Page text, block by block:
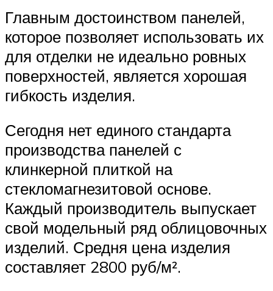
Главным достоинством панелей,
которое позволяет использовать их
для отделки не идеально ровных
поверхностей, является хорошая
гибкость изделия.
Сегодня нет единого стандарта
производства панелей с
клинкерной плиткой на
стекломагнезитовой основе.
Каждый производитель выпускает
свой модельный ряд облицовочных
изделий. Средня цена изделия
составляет 2800 руб/м².